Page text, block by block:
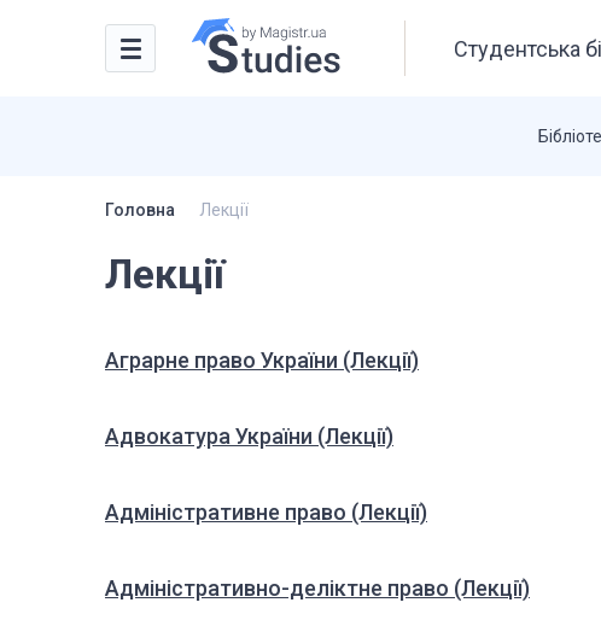
Студентська
Головна Лекції
Лекції
Аграрне право України (Лекції)
Адвокатура України (Лекції)
Адміністративне право (Лекції)
Адміністративно-деліктне право (Лекції)